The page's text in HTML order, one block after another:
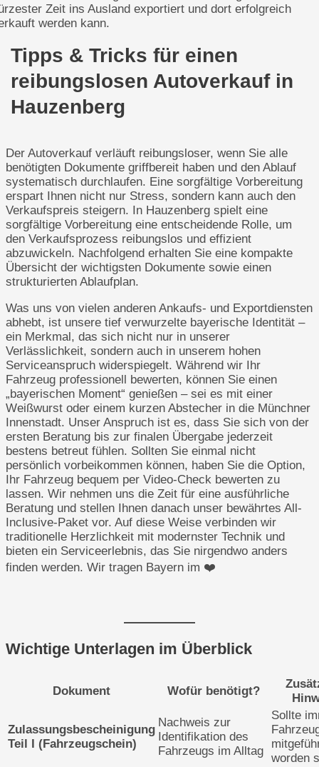
Zeit ins Ausland exportiert und dort erfolgreich
werden kann.
Tipps & Tricks für einen
reibungslosen Autoverkauf in
Hauzenberg
Der Autoverkauf verläuft reibungsloser, wenn Sie alle
benötigten Dokumente griffbereit haben und den Ablauf
systematisch durchlaufen. Eine sorgfältige Vorbereitung
erspart Ihnen nicht nur Stress, sondern kann auch den
Verkaufspreis steigern. In Hauzenberg spielt eine
sorgfältige Vorbereitung eine entscheidende Rolle, um
den Verkaufsprozess reibungslos und effizient
abzuwickeln. Nachfolgend erhalten Sie eine kompakte
Übersicht der wichtigsten Dokumente sowie einen
strukturierten Ablaufplan.
Was uns von vielen anderen Ankaufs- und Exportdiensten
abhebt, ist unsere tief verwurzelte bayerische Identität –
ein Merkmal, das sich nicht nur in unserer
Verlässlichkeit, sondern auch in unserem hohen
Serviceanspruch widerspiegelt. Während wir Ihr
Fahrzeug professionell bewerten, können Sie einen
„bayerischen Moment“ genießen – sei es mit einer
Weißwurst oder einem kurzen Abstecher in die Münchner
Innenstadt. Unser Anspruch ist es, dass Sie sich von der
ersten Beratung bis zur finalen Übergabe jederzeit
bestens betreut fühlen. Sollten Sie einmal nicht
persönlich vorbeikommen können, haben Sie die Option,
Ihr Fahrzeug bequem per Video-Check bewerten zu
lassen. Wir nehmen uns die Zeit für eine ausführliche
Beratung und stellen Ihnen danach unser bewährtes All-
Inclusive-Paket vor. Auf diese Weise verbinden wir
traditionelle Herzlichkeit mit modernster Technik und
bieten ein Serviceerlebnis, das Sie nirgendwo anders
finden werden. Wir tragen Bayern im ❤️
Wichtige Unterlagen im Überblick
Dokument Wofür benötigt?
Zulassungsbescheinigung
Teil I (Fahrzeugschein)
Nachweis zur
Identifikation des
Fahrzeugs im Alltag
Sollte
worden